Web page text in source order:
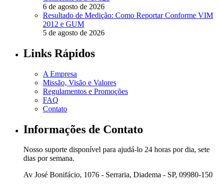
6 de agosto de 2026
Resultado de Medição: Como Reportar Conforme VIM
2012 e GUM
5 de agosto de 2026
Links Rápidos
A Empresa
Missão, Visão e Valores
Regulamentos e Promoções
FAQ
Contato
Informações de Contato
Nosso suporte disponível para ajudá-lo 24 horas por dia, sete
dias por semana.
Av José Bonifácio, 1076 - Serraria, Diadema - SP, 09980-150